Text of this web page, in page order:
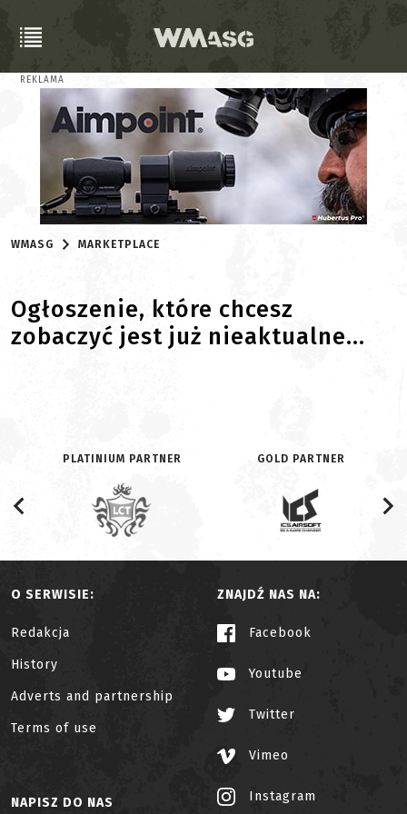
REKLAMA
WMASG MARKETPLACE
Ogłoszenie, które chcesz
zobaczyć jest już nieaktualne...
PLATINIUM PARTNER GOLD PARTNER
O SERWISIE:
Redakcja
History
Adverts and partnership
Terms of use
ZNAJDŹ NAS NA:
Facebook
Youtube
Twitter
Vimeo
Instagram
NAPISZ DO NAS